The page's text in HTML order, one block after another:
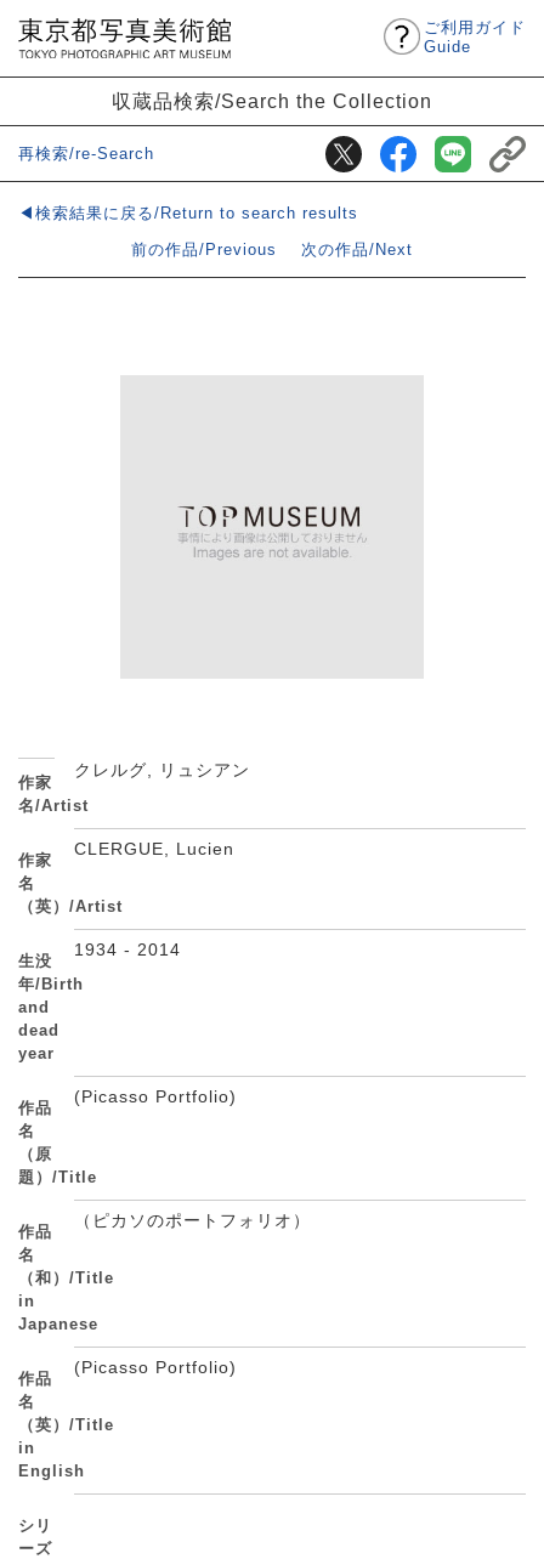
ご利用ガイド
Guide
収蔵品検索/Search the Collection
再検索/re-Search
◀検索結果に戻る/Return to search results
前の作品/Previous
次の作品/Next
作家
名/Artist
クレルグ, リュシアン
作家
名
（英）/Artist
CLERGUE, Lucien
生没
年/Birth
and
dead
year
1934 - 2014
作品
名
（原
題）/Title
(Picasso Portfolio)
作品
名
（和）/Title
in
Japanese
（ピカソのポートフォリオ）
作品
名
（英）/Title
in
English
(Picasso Portfolio)
シリ
ーズ